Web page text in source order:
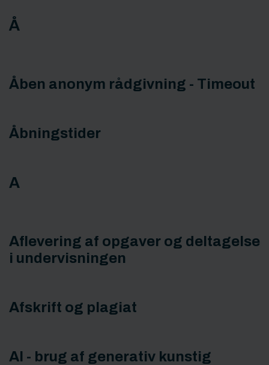
Å
Åben anonym rådgivning - Timeout
Åbningstider
A
Aflevering af opgaver og deltagelse
i undervisningen
Afskrift og plagiat
AI - brug af generativ kunstig